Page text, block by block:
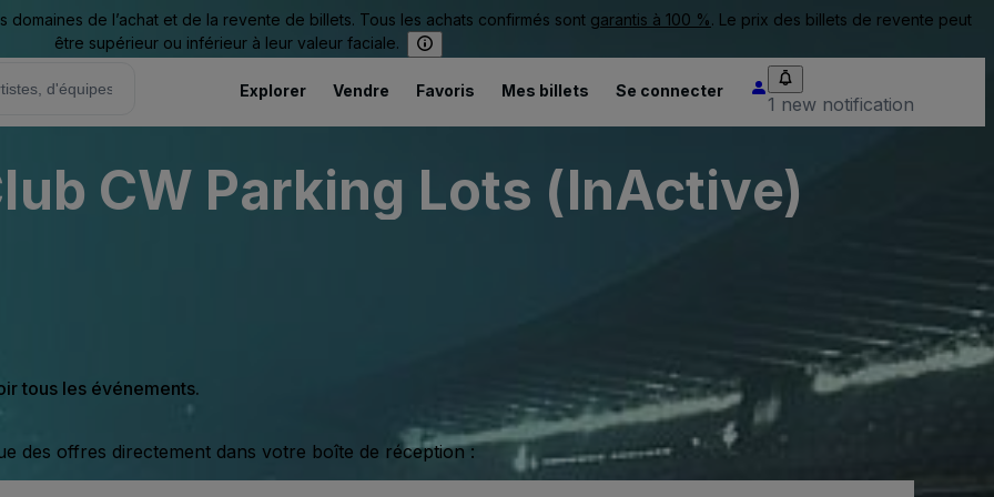
de l’achat et de la revente de billets. Tous les achats confirmés sont garantis à 100 %. Le prix des billets de revente peut
être supérieur ou inférieur à leur valeur faciale.
Explorer Vendre Favoris Mes billets Se connecter
1 new notification
CW Parking Lots (InActive)
tous les événements.
des offres directement dans votre boîte de réception :